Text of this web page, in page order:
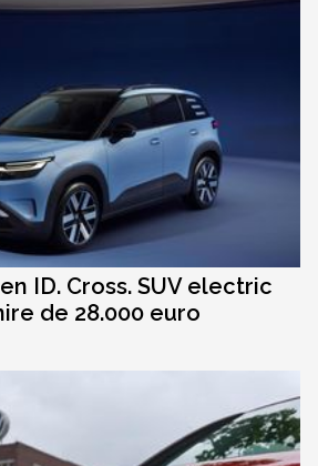
ID. Cross. SUV electric
de 28.000 euro